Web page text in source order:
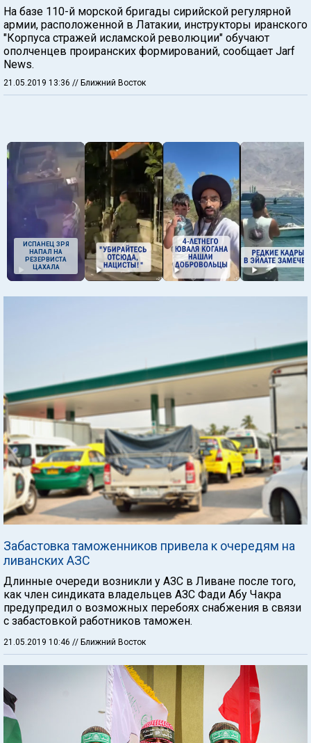
На базе 110-й морской бригады сирийской регулярной
армии, расположенной в Латакии, инструкторы иранского
"Корпуса стражей исламской революции" обучают
ополченцев проиранских формирований, сообщает Jarf
News.
21.05.2019 13:36 // Ближний Восток
ИСПАНЕЦ ЗРЯ
НАПАЛ НА
РЕЗЕРВИСТА
ЦАХАЛА
Забастовка таможенников привела к очередям на
ливанских АЗС
Длинные очереди возникли у АЗС в Ливане после того,
как член синдиката владельцев АЗС Фади Абу Чакра
предупредил о возможных перебоях снабжения в связи
с забастовкой работников таможен.
21.05.2019 10:46 // Ближний Восток